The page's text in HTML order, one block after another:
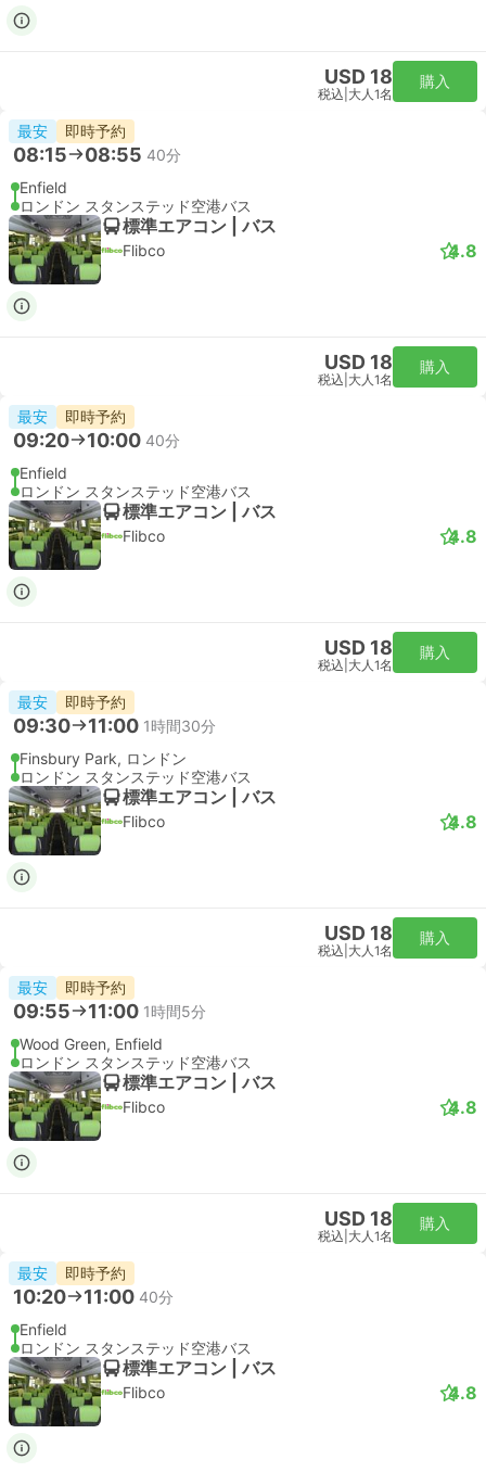
USD 32
税込 大人1名
購入
最速 即時予約
13:51 14:37 46分
リバプールストリート駅, ロンドン
London Stansted Airport
スタンダード | 列車
Stansted Express
USD 32
税込 大人1名
購入
最速 即時予約
14:21 15:07 46分
リバプールストリート駅, ロンドン
London Stansted Airport
スタンダード | 列車
Stansted Express
USD 32
税込 大人1名
購入
最速 即時予約
14:51 15:37 46分
リバプールストリート駅, ロンドン
London Stansted Airport
スタンダード | 列車
Stansted Express
USD 32
税込 大人1名
購入
最速 即時予約
15:21 16:07 46分
リバプールストリート駅, ロンドン
London Stansted Airport
スタンダード | 列車
Stansted Express
USD 32
税込 大人1名
購入
最速 即時予約
15:51 16:37 46分
リバプールストリート駅, ロンドン
London Stansted Airport
スタンダード | 列車
Stansted Express